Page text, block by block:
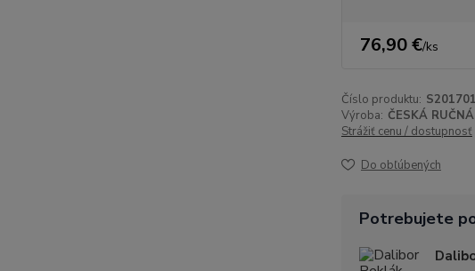
76,90 €/ks
Číslo produktu:
Výroba: ČESKÁ
Strážiť cenu / dostupnosť
Do obľúbených
Potrebujete